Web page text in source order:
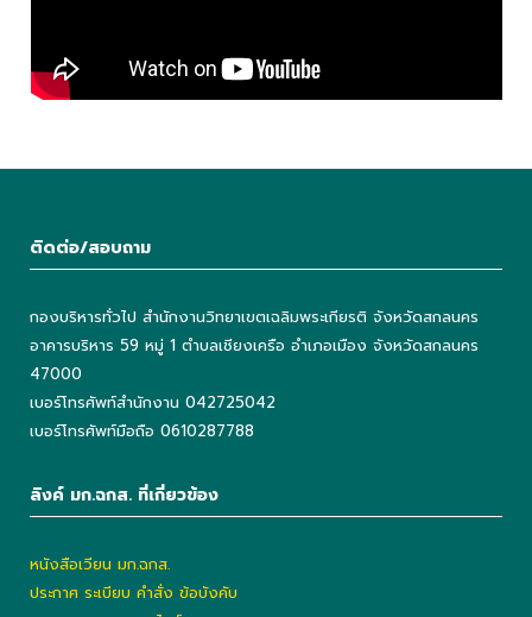
ติดต่อ/สอบถาม
กองบริหารทั่วไป สำนักงานวิทยาเขตเฉลิมพระเกียรติ จังหวัดสกลนคร
อาคารบริหาร 59 หมู่ 1 ตำบลเชียงเครือ อำเภอเมือง จังหวัดสกลนคร
47000
เบอร์โทรศัพท์สำนักงาน 042725042
เบอร์โทรศัพท์มือถือ 0610287788
ลิงค์ มก.ฉกส. ที่เกี่ยวข้อง
หนังสือเวียน มก.ฉกส.
ประกาศ ระเบียบ คำสั่ง ข้อบังคับ